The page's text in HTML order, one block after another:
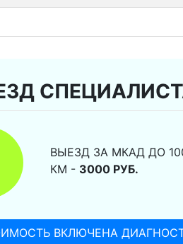
ВЫЕЗД ЗА МКАД ДО
КМ - 3000 РУБ.
ВКЛЮЧЕНА